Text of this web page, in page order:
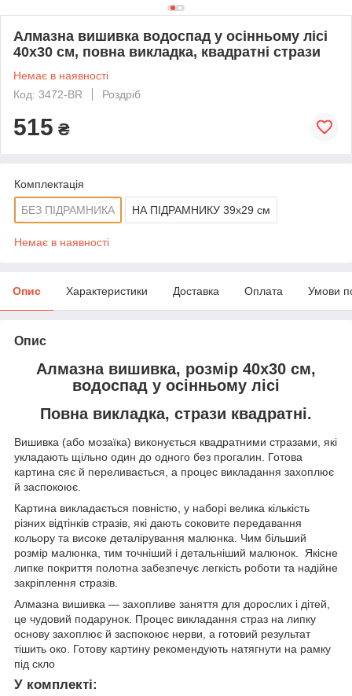
Алмазна вишивка водоспад у осінньому лісі
40х30 см, повна викладка, квадратні стрази
Немає в наявності
Код: 3472-BR
Роздріб
515 ₴
Комплектація
БЕЗ ПІДРАМНИКА НА ПІДРАМНИКУ 39х29 см
Немає в наявності
Опис Характеристики Доставка Оплата Умови
Опис
Алмазна вишивка, розмір 40х30 см,
водоспад у осінньому лісі
Повна викладка, стрази квадратні.
Вишивка (або мозаїка) виконується квадратними стразами, які
укладають щільно один до одного без прогалин. Готова
картина сяє й переливається, а процес викладання захоплює
й заспокоює.
Картина викладається повністю, у наборі велика кількість
різних відтінків стразів, які дають соковите передавання
кольору та високе деталірування малюнка. Чим більший
розмір малюнка, тим точніший і детальніший малюнок. Якісне
липке покриття полотна забезпечує легкість роботи та надійне
закріплення стразів.
Алмазна вишивка — захопливе заняття для дорослих і дітей,
це чудовий подарунок. Процес викладання страз на липку
основу захоплює й заспокоює нерви, а готовий результат
тішить око. Готову картину рекомендують натягнути на рамку
під скло
У комплекті: